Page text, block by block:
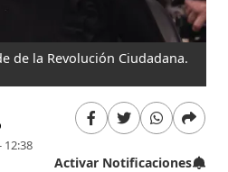
de la Revolución Ciudadana.
12:38
Activar Notificaciones